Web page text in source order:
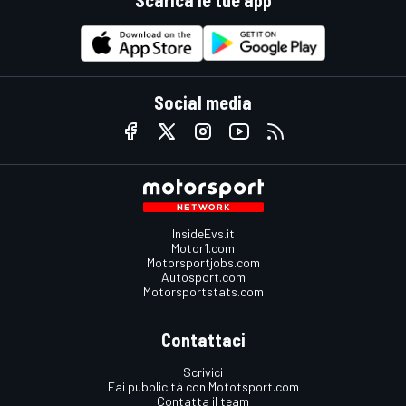
Social media
InsideEvs.it
Motor1.com
Motorsportjobs.com
Autosport.com
Motorsportstats.com
Contattaci
Scrivici
Fai pubblicità con Mototsport.com
Contatta il team